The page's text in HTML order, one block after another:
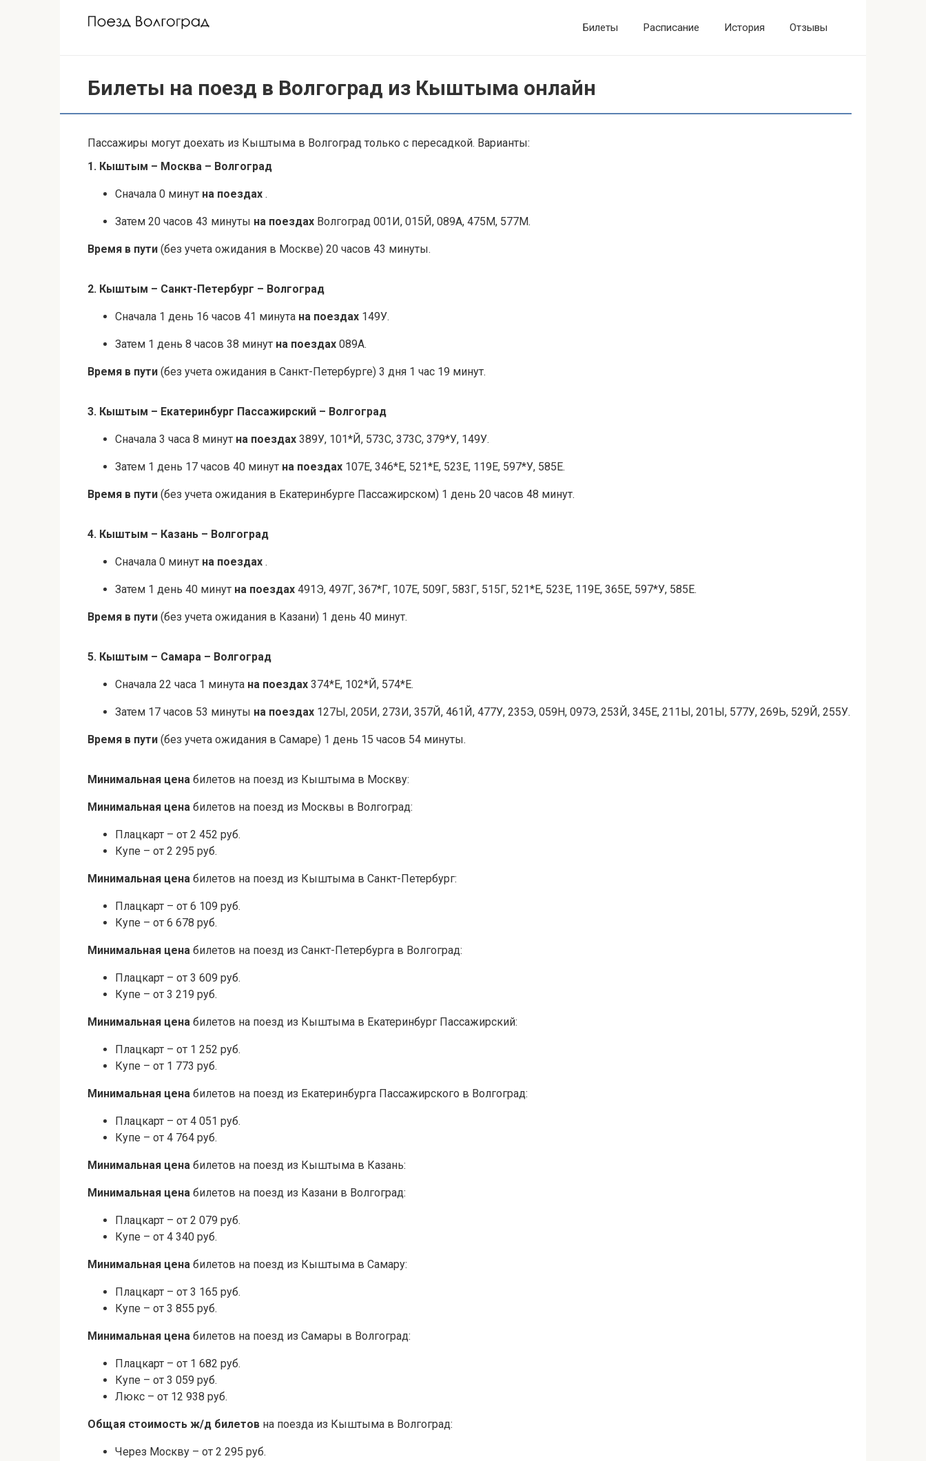
Билеты Расписание История Отзывы
Билеты на поезд в Волгоград из Кыштыма онлайн
Пассажиры могут доехать из Кыштыма в Волгоград только с пересадкой. Варианты:
1. Кыштым – Москва – Волгоград
Сначала 0 минут на поездах .
Затем 20 часов 43 минуты на поездах Волгоград 001И, 015Й, 089А, 475М, 577М.
Время в пути (без учета ожидания в Москве) 20 часов 43 минуты.
2. Кыштым – Санкт-Петербург – Волгоград
Сначала 1 день 16 часов 41 минута на поездах 149У.
Затем 1 день 8 часов 38 минут на поездах 089А.
Время в пути (без учета ожидания в Санкт-Петербурге) 3 дня 1 час 19 минут.
3. Кыштым – Екатеринбург Пассажирский – Волгоград
Сначала 3 часа 8 минут на поездах 389У, 101*Й, 573С, 373С, 379*У, 149У.
Затем 1 день 17 часов 40 минут на поездах 107Е, 346*Е, 521*Е, 523Е, 119Е, 597*У, 585Е.
Время в пути (без учета ожидания в Екатеринбурге Пассажирском) 1 день 20 часов 48 минут.
4. Кыштым – Казань – Волгоград
Сначала 0 минут на поездах .
Затем 1 день 40 минут на поездах 491Э, 497Г, 367*Г, 107Е, 509Г, 583Г, 515Г, 521*Е, 523Е, 119Е, 365Е, 597*У, 585Е.
Время в пути (без учета ожидания в Казани) 1 день 40 минут.
5. Кыштым – Самара – Волгоград
Сначала 22 часа 1 минута на поездах 374*Е, 102*Й, 574*Е.
Затем 17 часов 53 минуты на поездах 127Ы, 205И, 273И, 357Й, 461Й, 477У, 235Э, 059Н, 097Э, 253Й, 345Е, 211Ы, 201Ы, 577У, 269Ь, 529Й, 255У.
Время в пути (без учета ожидания в Самаре) 1 день 15 часов 54 минуты.
Минимальная цена билетов на поезд из Кыштыма в Москву:
Минимальная цена билетов на поезд из Москвы в Волгоград:
Плацкарт – от 2 452 руб.
Купе – от 2 295 руб.
Минимальная цена билетов на поезд из Кыштыма в Санкт-Петербург:
Плацкарт – от 6 109 руб.
Купе – от 6 678 руб.
Минимальная цена билетов на поезд из Санкт-Петербурга в Волгоград:
Плацкарт – от 3 609 руб.
Купе – от 3 219 руб.
Минимальная цена билетов на поезд из Кыштыма в Екатеринбург Пассажирский:
Плацкарт – от 1 252 руб.
Купе – от 1 773 руб.
Минимальная цена билетов на поезд из Екатеринбурга Пассажирского в Волгоград:
Плацкарт – от 4 051 руб.
Купе – от 4 764 руб.
Минимальная цена билетов на поезд из Кыштыма в Казань:
Минимальная цена билетов на поезд из Казани в Волгоград:
Плацкарт – от 2 079 руб.
Купе – от 4 340 руб.
Минимальная цена билетов на поезд из Кыштыма в Самару:
Плацкарт – от 3 165 руб.
Купе – от 3 855 руб.
Минимальная цена билетов на поезд из Самары в Волгоград:
Плацкарт – от 1 682 руб.
Купе – от 3 059 руб.
Люкс – от 12 938 руб.
Общая стоимость ж/д билетов на поезда из Кыштыма в Волгоград:
Через Москву – от 2 295 руб.